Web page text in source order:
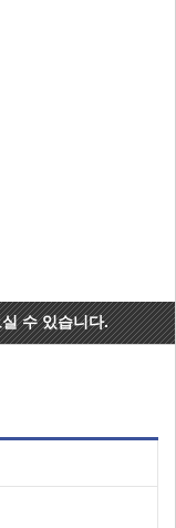
수 있습니다.